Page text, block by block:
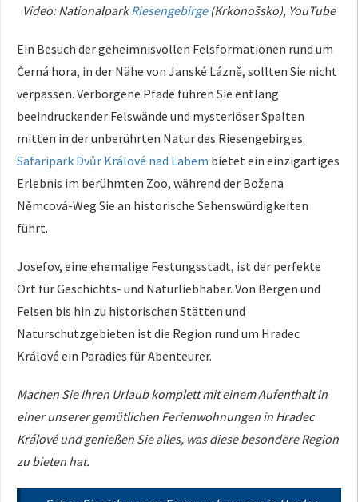
Video: NationalparkRiesengebirge(Krkonošsko), YouTube
Ein Besuch der geheimnisvollen Felsformationen rund um
Černá hora, in der Nähe von Janské Lázně, sollten Sie nicht
verpassen. Verborgene Pfade führen Sie entlang
beeindruckender Felswände und mysteriöser Spalten
mitten in der unberührten Natur des Riesengebirges.
Safaripark Dvůr Králové nad Labem bietet ein einzigartiges
Erlebnis im berühmten Zoo, während der Božena
Němcová-Weg Sie an historische Sehenswürdigkeiten
führt.
Josefov, eine ehemalige Festungsstadt, ist der perfekte
Ort für Geschichts- und Naturliebhaber. Von Bergen und
Felsen bis hin zu historischen Stätten und
Naturschutzgebieten ist die Region rund um Hradec
Králové ein Paradies für Abenteurer.
Machen Sie Ihren Urlaub komplett mit einem Aufenthalt in
einer unserer gemütlichen Ferienwohnungen in Hradec
Králové und genießen Sie alles, was diese besondere Region
zu bieten hat.